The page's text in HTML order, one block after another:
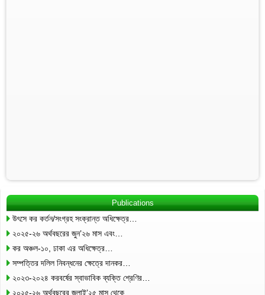
Publications
উৎসে কর কর্তন/সংগ্রহ সংক্রান্ত অধিক্ষেত্র…
২০২৫-২৬ অর্থবছরের জুন’২৬ মাস এবং…
কর অঞ্চল-১০, ঢাকা এর অধিক্ষেত্র…
সম্পত্তির দলিল নিবন্ধনের ক্ষেত্রে দানকর…
২০২৩-২০২৪ করবর্ষের স্বাভাবিক ব্যক্তি শ্রেণির…
২০২৫-২৬ অর্থবছরের জুলাই’২৫ মাস থেকে…